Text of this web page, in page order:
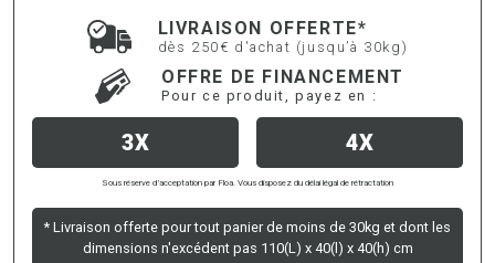
LIVRAISON OFFERTE*
dès 250€ d'achat (jusqu’à 30kg)
OFFRE DE FINANCEMENT
Pour ce produit, payez en :
3X 4X
Sous réserve d’acceptation par Floa. Vous disposez du délai légal de rétractation
* Livraison offerte pour tout panier de moins de 30kg et dont les
dimensions n'excédent pas 110(L) x 40(l) x 40(h) cm